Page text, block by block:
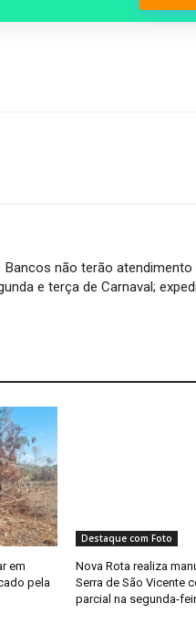
Bancos não terão atendimento
e terça de Carnaval;
em
pela
Destaque com Foto
Nova Rota realiza
Serra de São Vicente
parcial na segunda-